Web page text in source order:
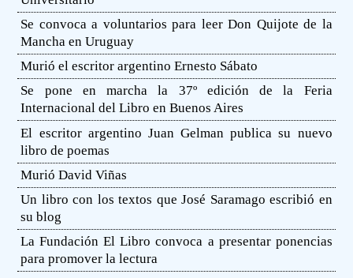
Se convoca a voluntarios para leer Don Quijote de la
Mancha en Uruguay
Murió el escritor argentino Ernesto Sábato
Se pone en marcha la 37º edición de la Feria
Internacional del Libro en Buenos Aires
El escritor argentino Juan Gelman publica su nuevo
libro de poemas
Murió David Viñas
Un libro con los textos que José Saramago escribió en
su blog
La Fundación El Libro convoca a presentar ponencias
para promover la lectura